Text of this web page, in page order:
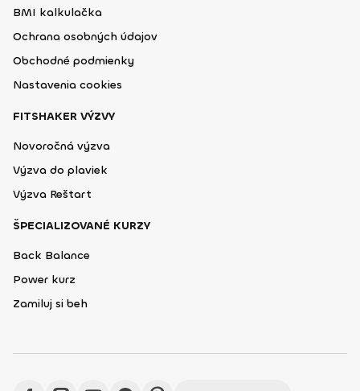
BMI kalkulačka
Ochrana osobných údajov
Obchodné podmienky
Nastavenia cookies
FITSHAKER VÝZVY
Novoročná výzva
Výzva do plaviek
Výzva Reštart
ŠPECIALIZOVANÉ KURZY
Back Balance
Power kurz
Zamiluj si beh